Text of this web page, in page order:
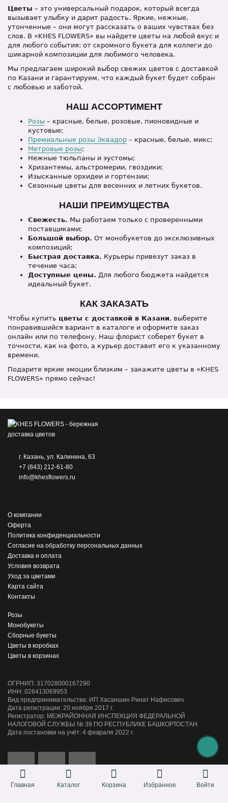
Главная Каталог Корзина Избранное Войти
Цветы – это универсальный подарок, который всегда
вызывает улыбку и дарит радость. Яркие, нежные,
утонченные – они могут рассказать о ваших чувствах без
слов. В «KHES FLOWERS» вы найдете цветы на любой вкус и
для любого события: от скромного букета для коллеги до
шикарной композиции для любимого человека.
Мы предлагаем широкий выбор свежих цветов с доставкой
по Казани и гарантируем, что каждый букет будет собран
с любовью и заботой.
НАШ АССОРТИМЕНТ
Розы – красные, белые, розовые, пионовидные и
кустовые;
Премиальные розы Эквадор – красные, белые, микс;
Метровые розы;
Нежные тюльпаны и эустомы;
Хризантемы, альстромерии, гвоздики;
Изысканные орхидеи и гортензии;
Сезонные цветы для весенних и летних букетов.
НАШИ ПРЕИМУЩЕСТВА
Свежесть. Мы работаем только с проверенными
поставщиками;
Большой выбор. От монобукетов до эксклюзивных
композиций;
Быстрая доставка. Курьеры привезут заказ в
течение часа;
Доступные цены. Для любого бюджета найдется
идеальный букет.
КАК ЗАКАЗАТЬ
Чтобы купить цветы с доставкой в Казани, выберите
понравившийся вариант в каталоге и оформите заказ
онлайн или по телефону. Наш флорист соберет букет в
точности, как на фото, а курьер доставит его к указанному
времени.
Подарите яркие эмоции близким – закажите цветы в «KHES
FLOWERS» прямо сейчас!
г. Казань, ул. Калинина, 63
+7 (843) 212-61-80
info@khesflowers.ru
О компании
Оферта
Политика конфиденциальности
Согласие на обработку персональных данных
Доставка и оплата
Условия возврата
Уход за цветами
Карта сайта
Контакты
Розы
Монобукеты
Сборные букеты
Цветы в коробках
Цветы в корзинах
ОГРНИП: 317028000167290
ИНН: 026413069953
Вид предпринимательства: ИП Хасаншин Ринат Нафисович
Дата регистрации: 20 ноября 2017 г.
Регистратор: МЕЖРАЙОННАЯ ИНСПЕКЦИЯ ФЕДЕРАЛЬНОЙ
НАЛОГОВОЙ СЛУЖБЫ № 39 ПО РЕСПУБЛИКЕ БАШКОРТОСТАН
Дата постановки на учёт: 4 февраля 2022 г.